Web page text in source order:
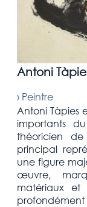
Antoni
› Peintre
Antoni Tàpies
importants
théoricien
principal
une figure
œuvre,
matériaux et
profondément